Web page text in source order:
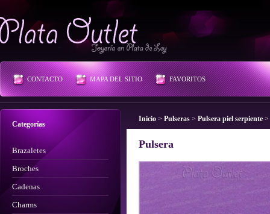
CONTACTO MAPA DEL SITIO FAVORITOS
Categorías
Brazaletes
Broches
Cadenas
Charms
Inicio > Pulseras > Pulsera piel serpiente >
Pulsera